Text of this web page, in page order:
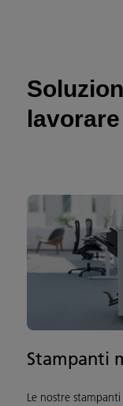
Stampanti
Le nostre